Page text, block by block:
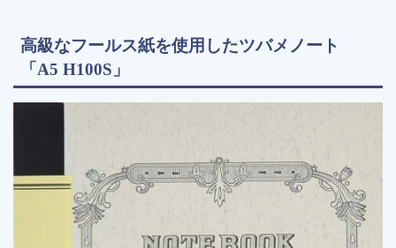
高級なフールス紙を使用したツバメノート
「A5 H100S」